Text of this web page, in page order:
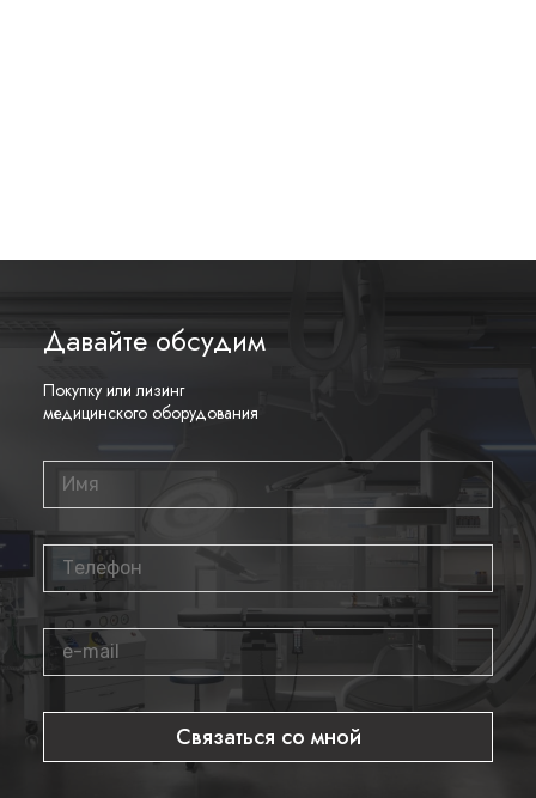
Давайте обсудим
Покупку или лизинг
медицинского оборудования
Связаться со мной